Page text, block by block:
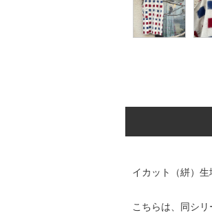
イカット（絣）生
こちらは、同シ